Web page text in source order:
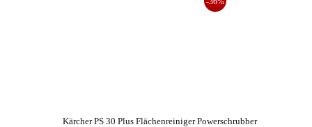
Kärcher PS 30 Plus Flächenreiniger Powerschrubber